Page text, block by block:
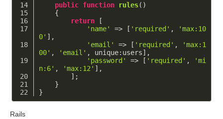
public function rules()
    {
return [
'name'
=> [ 'required' ,
'max:10
0' ],
'email'
=> [ 'required' ,
'max:1
00' , 'email' , unique:users],
'password'
=> [ 'required' ,
'mi
n:6' , 'max:12' ],
        ];
    }
}
Rails